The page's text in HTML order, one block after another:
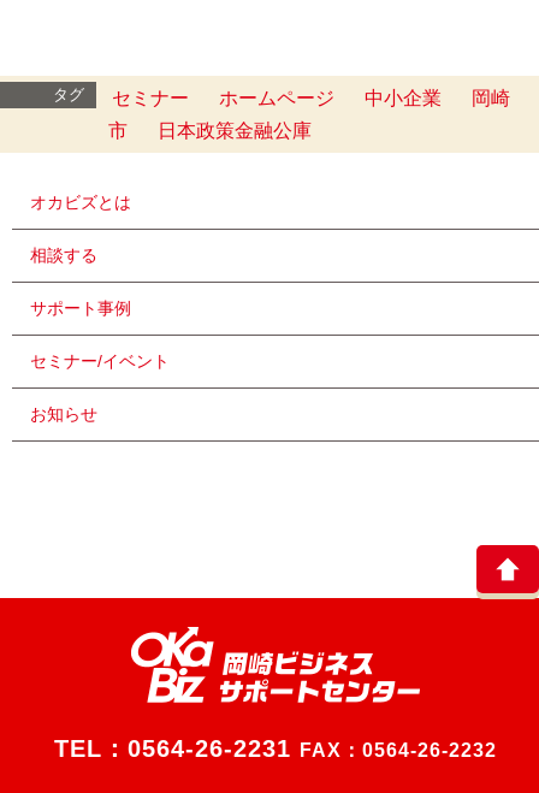
タグ セミナー ホームページ 中小企業
岡崎
市
日本政策金融公庫
オカビズとは
相談する
サポート事例
セミナー/イベント
お知らせ
TEL： 0564-26-2231 FAX：0564-26-2232